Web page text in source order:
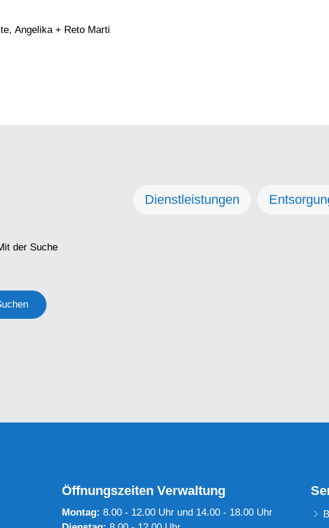
Angelika + Reto Marti
der Suche
Dienstleistungen
Öffnungszeiten Verwaltung
Montag:8.00 - 12.00 Uhr und 14.00 - 18.00 Uhr